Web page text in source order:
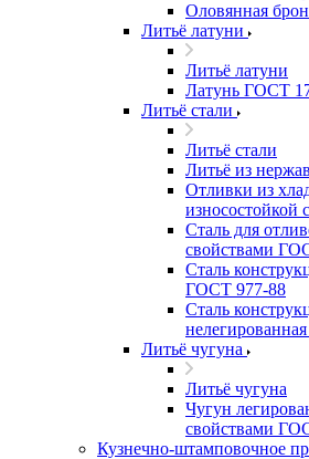
Оловянная
Литьё латуни
Литьё латуни
Латунь ГОСТ
Литьё стали
Литьё стали
Литьё из
Отливки из
износостойкой
Сталь для
свойствами
Сталь
ГОСТ 977-88
Сталь
Литьё чугуна
Литьё чугуна
Чугун
свойствами
Кузнечно-штамповочное